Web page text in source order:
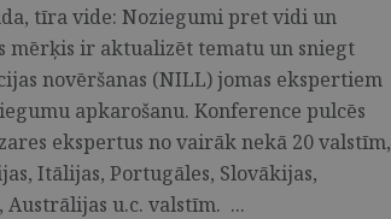
tīra vide: Noziegumi pret vidi un
mērķis ir aktualizēt tematu un sniegt
novēršanas (NILL) jomas ekspertiem
apkarošanu. Konference pulcēs
ekspertus no vairāk nekā 20 valstīm,
Itālijas, Portugāles, Slovākijas,
u.c. valstīm. ...